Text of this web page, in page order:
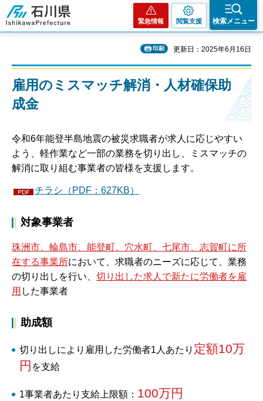
石川県
緊急情報 閲覧支援 検索メニュー
印刷 更新日：2025年6月16日
雇用のミスマッチ解消・人材確保助
成金
令和6年能登半島地震の被災求職者が求人に応じやすい
よう、軽作業など一部の業務を切り出し、ミスマッチの
解消に取り組む事業者の皆様を支援します。
チラシ（PDF：627KB）
対象事業者
珠洲市、輪島市、能登町、穴水町、七尾市、志賀町に所
在する事業所において、求職者のニーズに応じて、業務
の切り出しを行い、 切り出した求人で新たに労働者を雇
用 した事業者
助成額
切り出しにより雇用した労働者1人あたり 定額10万
円 を支給
1事業者あたり支給上限額： 100万円